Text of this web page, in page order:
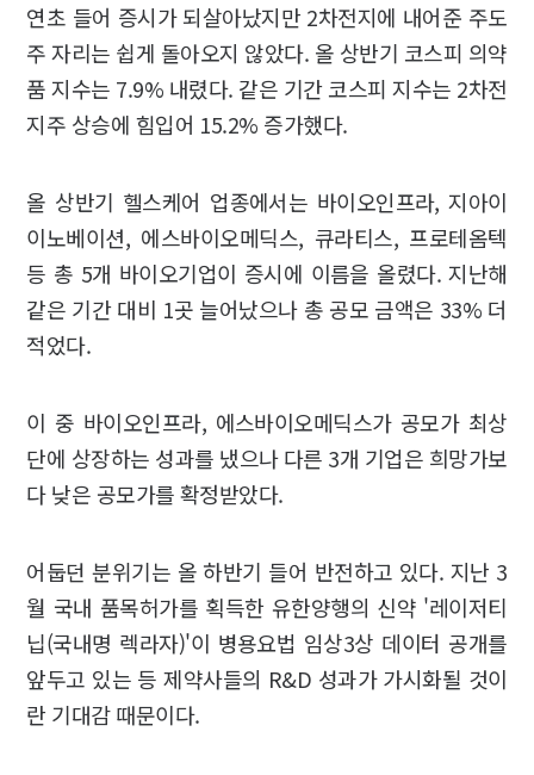
연초 들어 증시가 되살아났지만 2차전지에 내어준 주도
주 자리는 쉽게 돌아오지 않았다. 올 상반기 코스피 의약
품 지수는 7.9% 내렸다. 같은 기간 코스피 지수는 2차전
지주 상승에 힘입어 15.2% 증가했다.
올 상반기 헬스케어 업종에서는 바이오인프라, 지아이
이노베이션, 에스바이오메딕스, 큐라티스, 프로테옴텍
등 총 5개 바이오기업이 증시에 이름을 올렸다. 지난해
같은 기간 대비 1곳 늘어났으나 총 공모 금액은 33% 더
적었다.
이 중 바이오인프라, 에스바이오메딕스가 공모가 최상
단에 상장하는 성과를 냈으나 다른 3개 기업은 희망가보
다 낮은 공모가를 확정받았다.
어둡던 분위기는 올 하반기 들어 반전하고 있다. 지난 3
월 국내 품목허가를 획득한 유한양행의 신약 '레이저티
닙(국내명 렉라자)'이 병용요법 임상3상 데이터 공개를
앞두고 있는 등 제약사들의 R&D 성과가 가시화될 것이
란 기대감 때문이다.